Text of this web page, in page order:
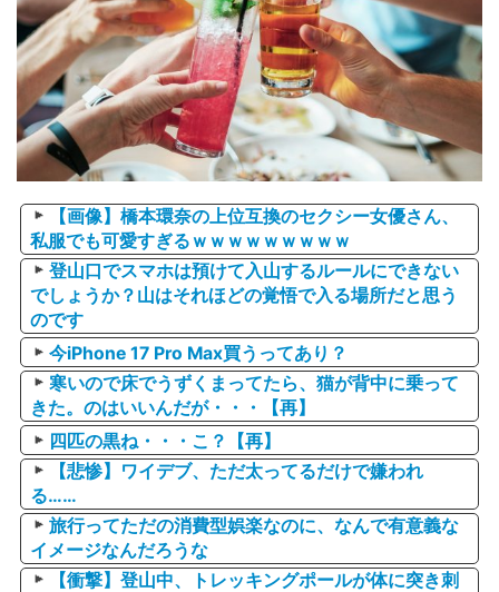
【画像】橋本環奈の上位互換のセクシー女優さん、
私服でも可愛すぎるｗｗｗｗｗｗｗｗｗ
登山口でスマホは預けて入山するルールにできない
でしょうか？山はそれほどの覚悟で入る場所だと思う
のです
今iPhone 17 Pro Max買うってあり？
寒いので床でうずくまってたら、猫が背中に乗って
きた。のはいいんだが・・・【再】
四匹の黒ね・・・こ？【再】
【悲惨】ワイデブ、ただ太ってるだけで嫌われ
る……
旅行ってただの消費型娯楽なのに、なんで有意義な
イメージなんだろうな
【衝撃】登山中、トレッキングポールが体に突き刺